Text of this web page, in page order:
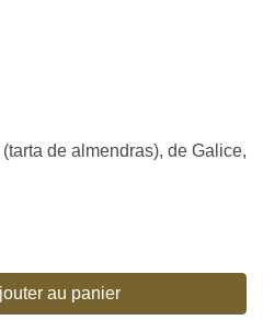
de almendras), de Galice,
au panier